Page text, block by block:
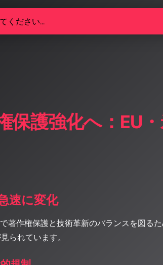
保護強化へ：EU
速に変化
著作権保護と技術革新のバランスを図る
られています。